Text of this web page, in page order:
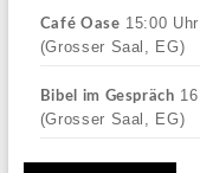
Café Oase 15:00 Uhr
(Grosser Saal, EG)
Bibel im Gespräch
(Grosser Saal, EG)